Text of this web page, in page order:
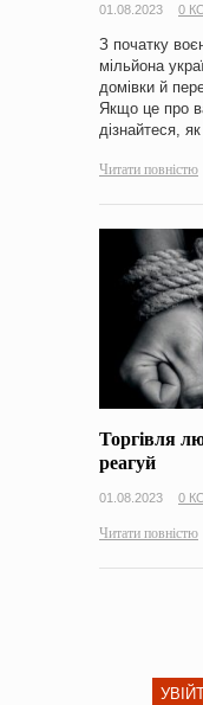
01.08.2023 0
З початку
мільйона
домівки й
Якщо це про
дізнайтеся,
Читати повністю
Торгівля
реагуй
01.08.2023 0
Читати повністю